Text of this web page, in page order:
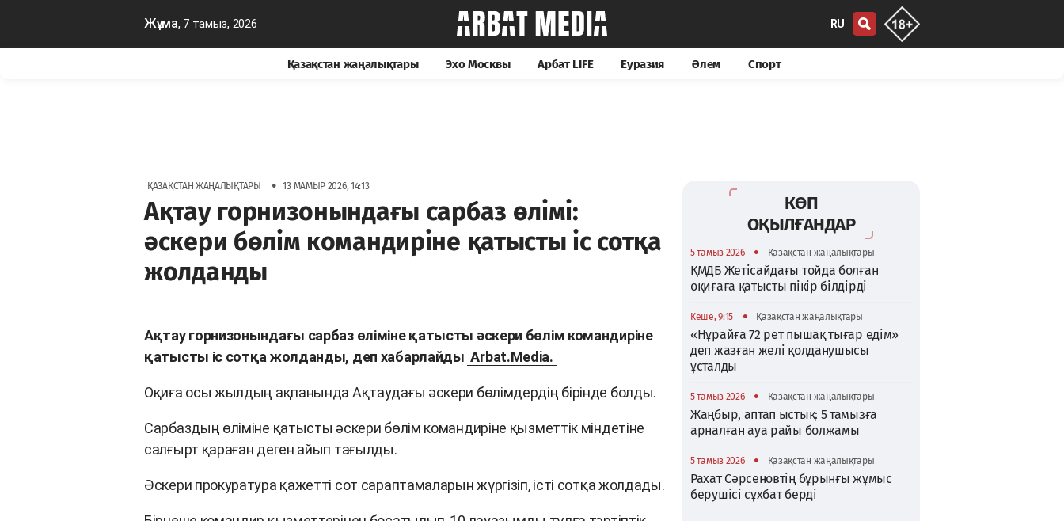
Жұма, 7 тамыз, 2026 RU
Қазақстан жаңалықтары Эхо Москвы Арбат LIFE Еуразия Әлем Спорт
ҚАЗАҚСТАН ЖАҢАЛЫҚТАРЫ • 13 МАМЫР 2026, 14:13
Ақтау горнизонындағы сарбаз өлімі:
әскери бөлім командиріне қатысты іс сотқа
жолданды
Ақтау горнизонындағы сарбаз өліміне қатысты әскери бөлім командиріне
қатысты іс сотқа жолданды, деп хабарлайды Arbat.Media.
Оқиға осы жылдың ақпанында Ақтаудағы әскери бөлімдердің бірінде болды.
Сарбаздың өліміне қатысты әскери бөлім командиріне қызметтік міндетіне
салғырт қараған деген айып тағылды.
Әскери прокуратура қажетті сот сараптамаларын жүргізіп, істі сотқа жолдады.
КӨП
ОҚЫЛҒАНДАР
5 тамыз 2026 • Қазақстан жаңалықтары
ҚМДБ Жетісайдағы тойда болған
оқиғаға қатысты пікір білдірді
Кеше, 9:15 • Қазақстан жаңалықтары
«Нұрайға 72 рет пышақ тығар едім»
деп жазған желі қолданушысы
ұсталды
5 тамыз 2026 • Қазақстан жаңалықтары
Жаңбыр, аптап ыстық: 5 тамызға
арналған ауа райы болжамы
5 тамыз 2026 • Қазақстан жаңалықтары
Рахат Сәрсеновтің бұрынғы жұмыс
берушісі сұхбат берді